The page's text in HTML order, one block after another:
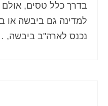
בדרך כלל טסים, אולם
למדינה גם ביבשה
נכנס לארה"ב ביבשה,